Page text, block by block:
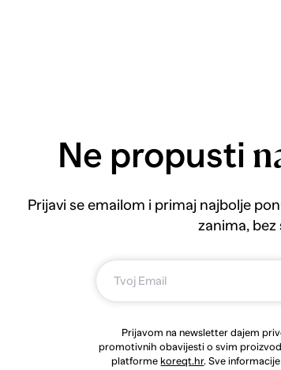
Ne propusti
Prijavi se emailom i primaj najbolje
zanima,
Prijavom na newsletter dajem
promotivnih obavijesti o svim
platforme koreqt.hr. Sve